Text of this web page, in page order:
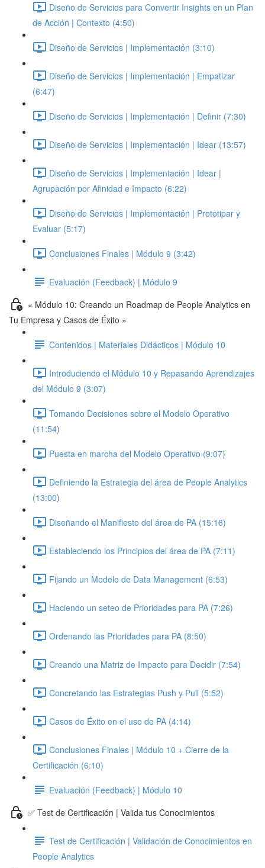
Diseño de Servicios para Convertir Insights en un Plan
de Acción | Contexto (4:50)
Diseño de Servicios | Implementación (3:10)
Diseño de Servicios | Implementación | Empatizar
(6:47)
Diseño de Servicios | Implementación | Definir (7:30)
Diseño de Servicios | Implementación | Idear (13:57)
Diseño de Servicios | Implementación | Idear |
Agrupación por Afinidad e Impacto (6:22)
Diseño de Servicios | Implementación | Prototipar y
Evaluar (5:17)
Conclusiones Finales | Módulo 9 (3:42)
Evaluación (Feedback) | Módulo 9
« Módulo 10: Creando un Roadmap de People Analytics en
Tu Empresa y Casos de Éxito »
Contenidos | Materiales Didácticos | Módulo 10
Introduciendo el Módulo 10 y Repasando Aprendizajes
del Módulo 9 (3:07)
Tomando Decisiones sobre el Modelo Operativo
(11:54)
Puesta en marcha del Modelo Operativo (9:07)
Definiendo la Estrategia del área de People Analytics
(13:00)
Diseñando el Manifiesto del área de PA (15:16)
Estableciendo los Principios del área de PA (7:11)
Fijando un Modelo de Data Management (6:53)
Haciendo un seteo de Prioridades para PA (7:26)
Ordenando las Prioridades para PA (8:50)
Creando una Matriz de Impacto para Decidir (7:54)
Concretando las Estrategias Push y Pull (5:52)
Casos de Éxito en el uso de PA (4:14)
Conclusiones Finales | Módulo 10 + Cierre de la
Certificación (6:10)
Evaluación (Feedback) | Módulo 10
✅ Test de Certificación | Valida tus Conocimientos
Test de Certificación | Validación de Conocimientos en
People Analytics